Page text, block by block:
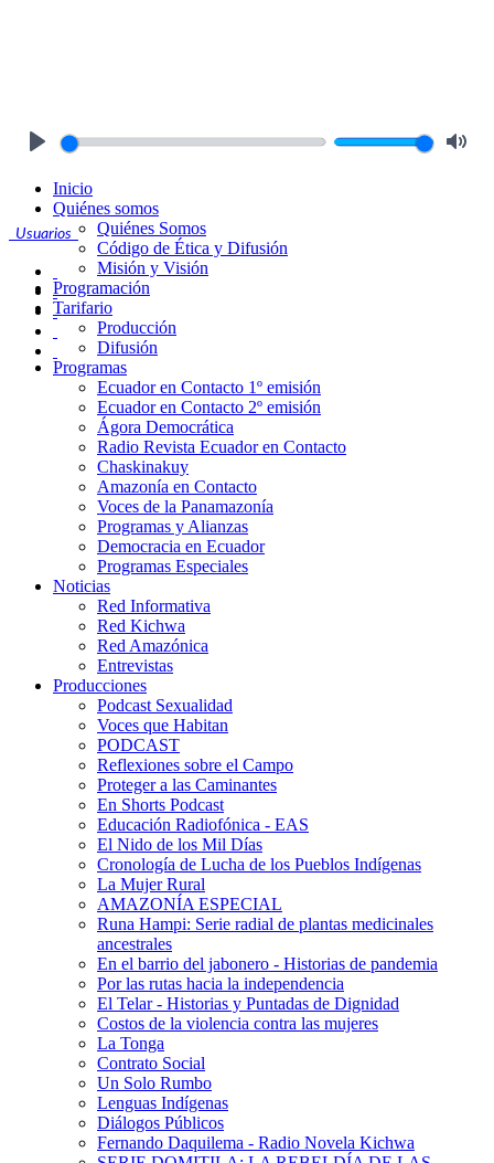
Usuarios
Inicio
Quiénes somos
Quiénes Somos
Código de Ética y Difusión
Misión y Visión
Programación
Tarifario
Producción
Difusión
Programas
Ecuador en Contacto 1º emisión
Ecuador en Contacto 2º emisión
Ágora Democrática
Radio Revista Ecuador en Contacto
Chaskinakuy
Amazonía en Contacto
Voces de la Panamazonía
Programas y Alianzas
Democracia en Ecuador
Programas Especiales
Noticias
Red Informativa
Red Kichwa
Red Amazónica
Entrevistas
Producciones
Podcast Sexualidad
Voces que Habitan
PODCAST
Reflexiones sobre el Campo
Proteger a las Caminantes
En Shorts Podcast
Educación Radiofónica - EAS
El Nido de los Mil Días
Cronología de Lucha de los Pueblos Indígenas
La Mujer Rural
AMAZONÍA ESPECIAL
Runa Hampi: Serie radial de plantas medicinales
ancestrales
En el barrio del jabonero - Historias de pandemia
Por las rutas hacia la independencia
El Telar - Historias y Puntadas de Dignidad
Costos de la violencia contra las mujeres
La Tonga
Contrato Social
Un Solo Rumbo
Lenguas Indígenas
Diálogos Públicos
Fernando Daquilema - Radio Novela Kichwa